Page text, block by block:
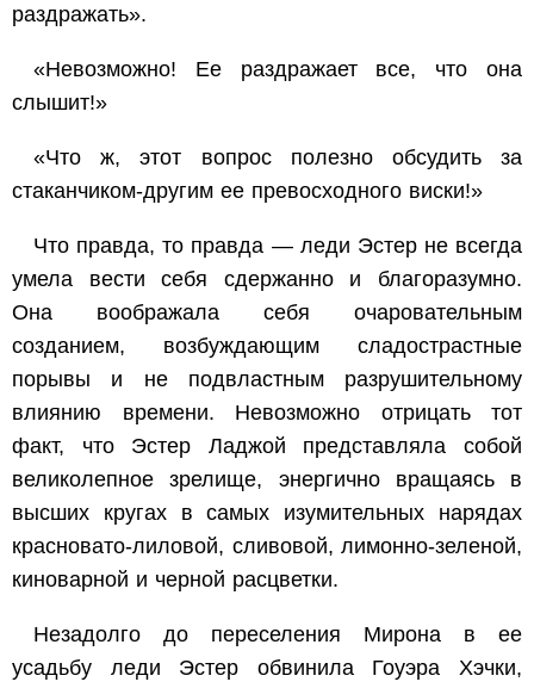
раздражать».
«Невозможно! Ее раздражает все, что она
слышит!»
«Что ж, этот вопрос полезно обсудить за
стаканчиком-другим ее превосходного виски!»
Что правда, то правда — леди Эстер не всегда
умела вести себя сдержанно и благоразумно.
Она воображала себя очаровательным
созданием, возбуждающим сладострастные
порывы и не подвластным разрушительному
влиянию времени. Невозможно отрицать тот
факт, что Эстер Ладжой представляла собой
великолепное зрелище, энергично вращаясь в
высших кругах в самых изумительных нарядах
красновато-лиловой, сливовой, лимонно-зеленой,
киноварной и черной расцветки.
Незадолго до переселения Мирона в ее
усадьбу леди Эстер обвинила Гоуэра Хэчки,